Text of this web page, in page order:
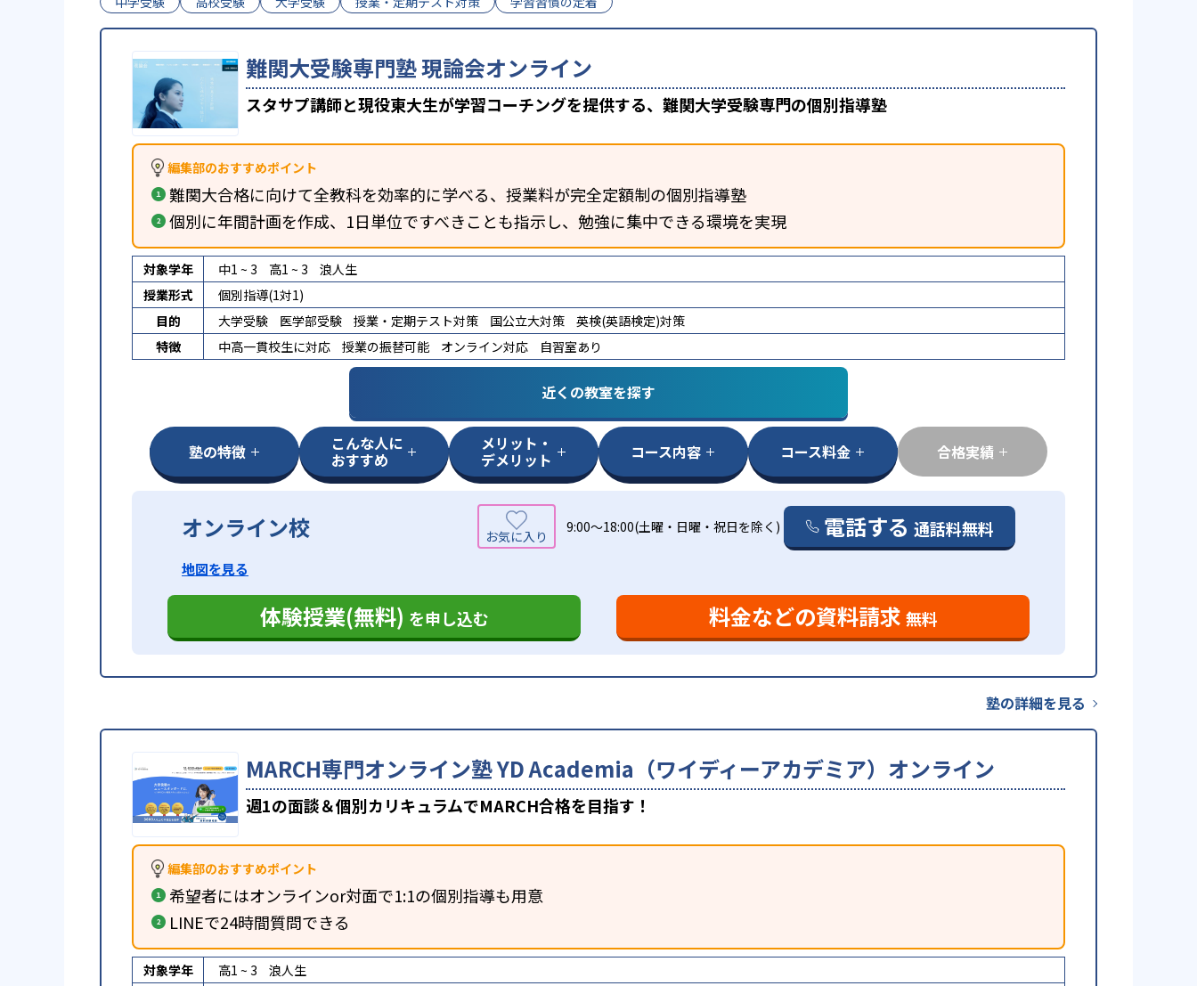
難関大受験専門塾 現論会オンライン
スタサプ講師と現役東大生が学習コーチングを提供する、難関大学受験専門の個別指導塾
編集部のおすすめポイント
難関大合格に向けて全教科を効率的に学べる、授業料が完全定額制の個別指導塾
個別に年間計画を作成、1日単位ですべきことも指示し、勉強に集中できる環境を実現
対象学年 中1 ~ 3 高1 ~ 3
浪人生
授業形式
個別指導(1対1)
目的
大学受験 医学部受験 授業・定期テスト対策 国公立大対策
英検(英語検定)対策
特徴
中高一貫校生に対応 授業の振替可能 オンライン対応 自習室あり
近くの教室を探す
塾の特徴 こんな人に
おすすめ
メリット・
デメリット コース内容 コース料金 合格実績
オンライン校 9:00～18:00(土曜・日曜・祝日を除く) 電話する 通話料無料
地図を見る
体験授業(無料) を申し込む 料金などの資料請求 無料
塾の詳細を見る
MARCH専門オンライン塾 YD Academia（ワイディーアカデミア）オンライン
週1の面談＆個別カリキュラムでMARCH合格を目指す！
編集部のおすすめポイント
希望者にはオンラインor対面で1:1の個別指導も用意
LINEで24時間質問できる
対象学年 高1 ~ 3
浪人生